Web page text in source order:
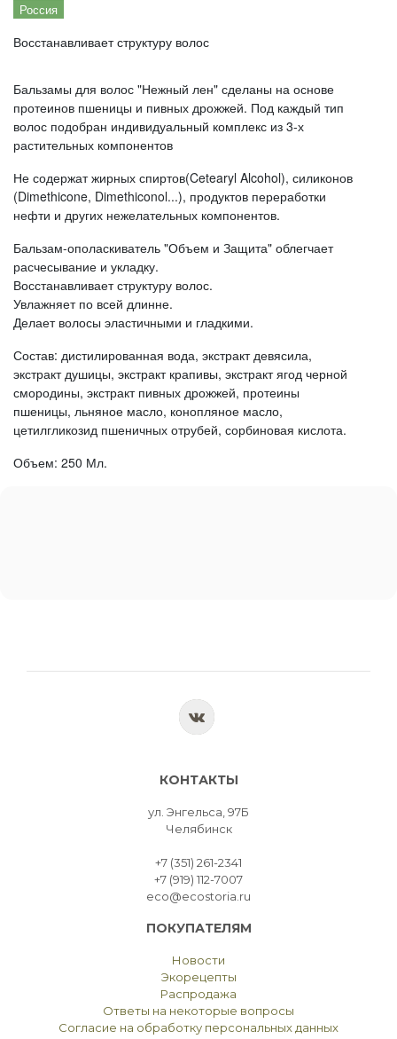
Россия
Восстанавливает структуру волос
Бальзамы для волос "Нежный лен" сделаны на основе
протеинов пшеницы и пивных дрожжей. Под каждый тип
волос подобран индивидуальный комплекс из 3-х
растительных компонентов
Не содержат жирных спиртов(Cetearyl Alcohol), силиконов
(Dimethicone, Dimethiconol...), продуктов переработки
нефти и других нежелательных компонентов.
Бальзам-ополаскиватель "Объем и Защита" облегчает
расчесывание и укладку.
Восстанавливает структуру волос.
Увлажняет по всей длинне.
Делает волосы эластичными и гладкими.
Состав: дистилированная вода, экстракт девясила,
экстракт душицы, экстракт крапивы, экстракт ягод черной
смородины, экстракт пивных дрожжей, протеины
пшеницы, льняное масло, конопляное масло,
цетилгликозид пшеничных отрубей, сорбиновая кислота.
Объем: 250 Мл.
КОНТАКТЫ
ул. Энгельса, 97Б
Челябинск
+7 (351) 261-2341
+7 (919) 112-7007
eco@ecostoria.ru
ПОКУПАТЕЛЯМ
Новости
Экорецепты
Распродажа
Ответы на некоторые вопросы
Согласие на обработку персональных данных